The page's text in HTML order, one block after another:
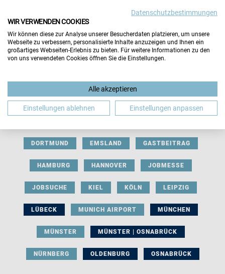
BERUFLICHE ORIENTIERUNG BEWERBUNG
DORTMUND EMSLAND GASTBEITRAG
HAMBURG HANNOVER JOBMESSE
JOBSUCHE KIEL KÖLN LEIPZIG
LÜBECK MUNICH AIRPORT MÜNCHEN
MÜNSTER MÜNSTER | OSNABRÜCK
NÜRNBERG OLDENBURG OSNABRÜCK
Datenschutzbestimmungen
WIR VERWENDEN COOKIES
Wir können diese zur Analyse unserer Besucherdaten platzieren, um unsere
Webseite zu verbessern, personalisierte Inhalte anzuzeigen und Ihnen ein
großartiges Webseiten-Erlebnis zu bieten. Für weitere Informationen zu den
von uns verwendeten Cookies öffnen Sie die Einstellungen.
Alle akzeptieren
Einstellungen ablehnen Einstellungen anpassen